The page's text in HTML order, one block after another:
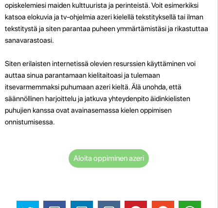
opiskelemiesi maiden kulttuurista ja perinteistä. Voit esimerkiksi
katsoa elokuvia ja tv-ohjelmia azeri kielellä tekstityksellä tai ilman
tekstitystä ja siten parantaa puheen ymmärtämistäsi ja rikastuttaa
sanavarastoasi.
Siten erilaisten internetissä olevien resurssien käyttäminen voi
auttaa sinua parantamaan kielitaitoasi ja tulemaan
itsevarmemmaksi puhumaan azeri kieltä. Älä unohda, että
säännöllinen harjoittelu ja jatkuva yhteydenpito äidinkielisten
puhujien kanssa ovat avainasemassa kielen oppimisen
onnistumisessa.
Aloita oppiminen azeri